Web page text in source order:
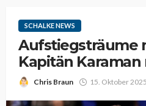
SCHALKE NEWS
Aufstiegsträume
Kapitän
Chris Braun 15. Oktober 2025